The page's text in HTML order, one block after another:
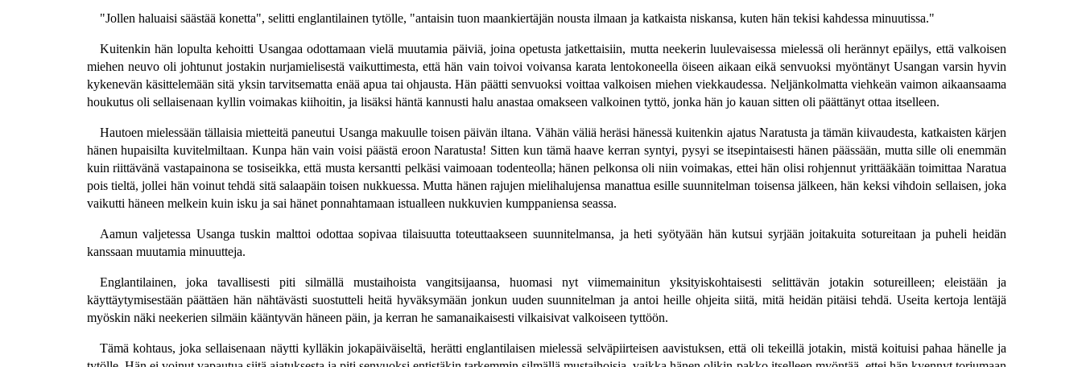
"Jollen haluaisi säästää konetta", selitti englantilainen tytölle, "antaisin tuon maankiertäjän nousta ilmaan ja katkaista niskansa, kuten hän tekisi kahdessa minuutissa."
Kuitenkin hän lopulta kehoitti Usangaa odottamaan vielä muutamia päiviä, joina opetusta jatkettaisiin, mutta neekerin luulevaisessa mielessä oli herännyt epäilys, että valkoisen
miehen neuvo oli johtunut jostakin nurjamielisestä vaikuttimesta, että hän vain toivoi voivansa karata lentokoneella öiseen aikaan eikä senvuoksi myöntänyt Usangan varsin hyvin
kykenevän käsittelemään sitä yksin tarvitsematta enää apua tai ohjausta. Hän päätti senvuoksi voittaa valkoisen miehen viekkaudessa. Neljänkolmatta viehkeän vaimon aikaansaama
houkutus oli sellaisenaan kyllin voimakas kiihoitin, ja lisäksi häntä kannusti halu anastaa omakseen valkoinen tyttö, jonka hän jo kauan sitten oli päättänyt ottaa itselleen.
Hautoen mielessään tällaisia mietteitä paneutui Usanga makuulle toisen päivän iltana. Vähän väliä heräsi hänessä kuitenkin ajatus Naratusta ja tämän kiivaudesta, katkaisten kärjen
hänen hupaisilta kuvitelmiltaan. Kunpa hän vain voisi päästä eroon Naratusta! Sitten kun tämä haave kerran syntyi, pysyi se itsepintaisesti hänen päässään, mutta sille oli enemmän
kuin riittävänä vastapainona se tosiseikka, että musta kersantti pelkäsi vaimoaan todenteolla; hänen pelkonsa oli niin voimakas, ettei hän olisi rohjennut yrittääkään toimittaa Naratua
pois tieltä, jollei hän voinut tehdä sitä salaapäin toisen nukkuessa. Mutta hänen rajujen mielihalujensa manattua esille suunnitelman toisensa jälkeen, hän keksi vihdoin sellaisen, joka
vaikutti häneen melkein kuin isku ja sai hänet ponnahtamaan istualleen nukkuvien kumppaniensa seassa.
Aamun valjetessa Usanga tuskin malttoi odottaa sopivaa tilaisuutta toteuttaakseen suunnitelmansa, ja heti syötyään hän kutsui syrjään joitakuita sotureitaan ja puheli heidän
kanssaan muutamia minuutteja.
Englantilainen, joka tavallisesti piti silmällä mustaihoista vangitsijaansa, huomasi nyt viimemainitun yksityiskohtaisesti selittävän jotakin sotureilleen; eleistään ja
käyttäytymisestään päättäen hän nähtävästi suostutteli heitä hyväksymään jonkun uuden suunnitelman ja antoi heille ohjeita siitä, mitä heidän pitäisi tehdä. Useita kertoja lentäjä
myöskin näki neekerien silmäin kääntyvän häneen päin, ja kerran he samanaikaisesti vilkaisivat valkoiseen tyttöön.
Tämä kohtaus, joka sellaisenaan näytti kylläkin jokapäiväiseltä, herätti englantilaisen mielessä selväpiirteisen aavistuksen, että oli tekeillä jotakin, mistä koituisi pahaa hänelle ja